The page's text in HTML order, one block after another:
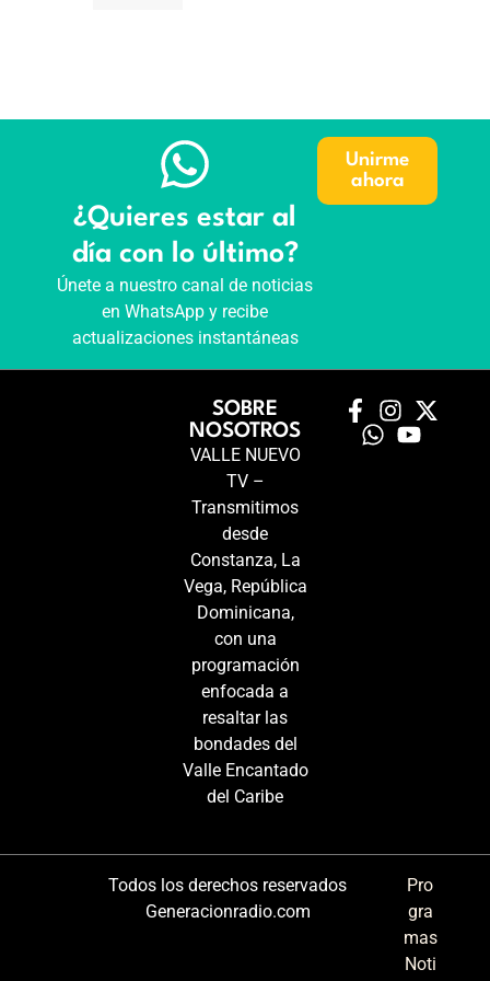
¿Quieres estar al
día con lo último?
Únete a nuestro canal de noticias
en WhatsApp y recibe
actualizaciones instantáneas
Unirme
ahora
SOBRE
NOSOTROS
VALLE NUEVO
TV –
Transmitimos
desde
Constanza, La
Vega, República
Dominicana,
con una
programación
enfocada a
resaltar las
bondades del
Valle Encantado
del Caribe
Todos los derechos reservados
Generacionradio.com
Pro
gra
mas
Noti